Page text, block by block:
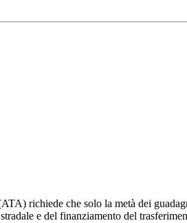
richiede che solo la metà dei
e del finanziamento del